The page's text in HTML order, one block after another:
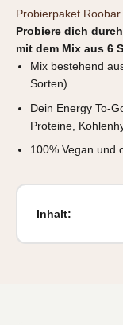
Probierpaket
Probiere dich
mit dem Mix aus 6
Mix bestehend
Sorten)
Dein Energy To-
Proteine,
100% Vegan und
Inhalt: